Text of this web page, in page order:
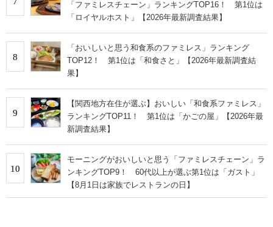
「ファミレスチェーン」ランキングTOP16！ 第1位は
「ロイヤルホスト」【2026年最新調査結果】
8
「おいしいと思う和食系のファミレス」ランキング
TOP12！ 第1位は「和食さと」【2026年最新調査結
果】
9
【関西地方在住が選ぶ】おいしい「和食系ファミレス」
ランキングTOP11！ 第1位は「かごの屋」【2026年最
新調査結果】
10
モーニングがおいしいと思う「ファミレスチェーン」ラ
ンキングTOP9！ 60代以上が選ぶ第1位は「ガスト」
【8月1日は家族でレストランの日】